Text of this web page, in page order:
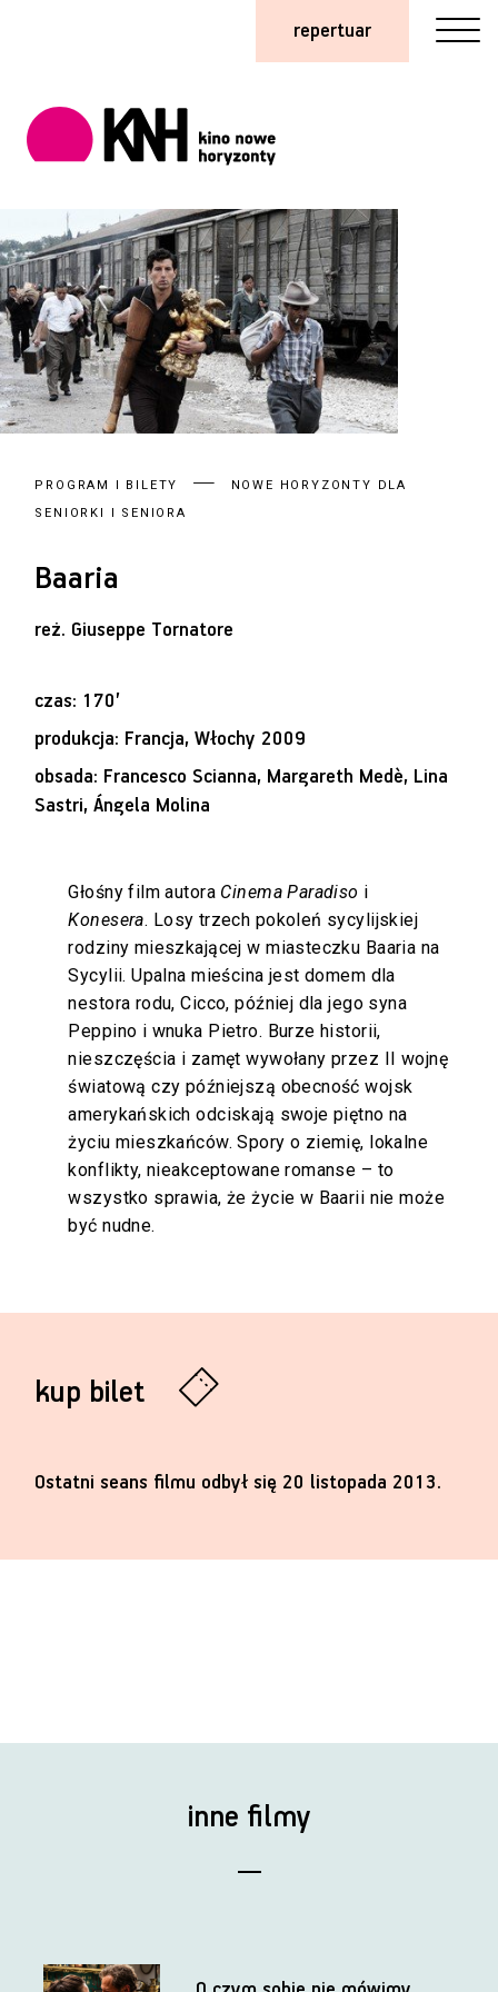
repertuar
kup bilet
Ostatni seans filmu odbył się 20 listopada 2013.
PROGRAM I BILETY
NOWE HORYZONTY DLA
SENIORKI I SENIORA
Baaria
reż. Giuseppe Tornatore
czas: 170’
produkcja: Francja, Włochy 2009
obsada: Francesco Scianna, Margareth Medè, Lina
Sastri, Ángela Molina
Głośny film autora Cinema Paradiso i
Konesera. Losy trzech pokoleń sycylijskiej
rodziny mieszkającej w miasteczku Baaria na
Sycylii. Upalna mieścina jest domem dla
nestora rodu, Cicco, później dla jego syna
Peppino i wnuka Pietro. Burze historii,
nieszczęścia i zamęt wywołany przez II wojnę
światową czy późniejszą obecność wojsk
amerykańskich odciskają swoje piętno na
życiu mieszkańców. Spory o ziemię, lokalne
konflikty, nieakceptowane romanse – to
wszystko sprawia, że życie w Baarii nie może
być nudne.
inne filmy